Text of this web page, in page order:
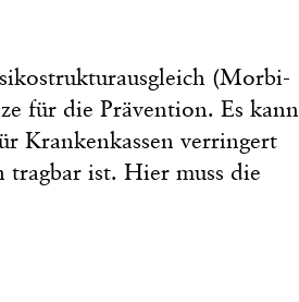
(Morbi-
für die Prävention. Es kann
Krankenkassen verringert
ist. Hier muss die